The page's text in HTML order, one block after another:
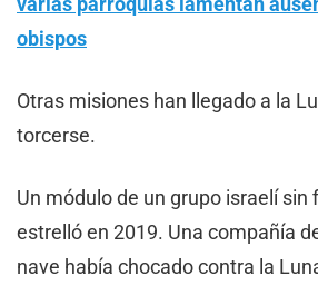
obispos
Otras misiones han llegado a la
torcerse.
Un módulo de un grupo israelí sin
estrelló en 2019. Una compañía
nave había chocado contra la